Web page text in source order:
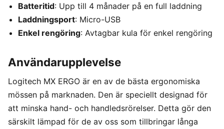
Batteritid: Upp till 4 månader på en full laddning
Laddningsport: Micro-USB
Enkel rengöring: Avtagbar kula för enkel rengöring
Användarupplevelse
Logitech MX ERGO är en av de bästa ergonomiska
mössen på marknaden. Den är speciellt designad för
att minska hand- och handledsrörelser. Detta gör den
särskilt lämpad för de av oss som tillbringar långa